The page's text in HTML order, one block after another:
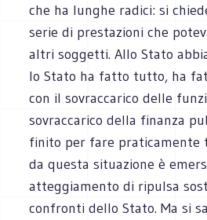
che ha lunghe radici: si
serie di prestazioni che
altri soggetti. Allo Stato
lo Stato ha fatto tutto, ha
con il sovraccarico delle
sovraccarico della finanza
finito per fare praticamente
da questa situazione è
atteggiamento di ripulsa
confronti dello Stato. Ma si